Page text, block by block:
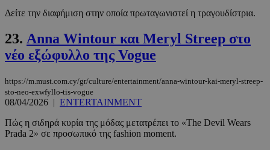
Δείτε την διαφήμιση στην οποία πρωταγωνιστεί η τραγουδίστρια.
23. Anna Wintour και Meryl Streep στο
νέο εξώφυλλο της Vogue
https://m.must.com.cy/gr/culture/entertainment/anna-wintour-kai-meryl-streep-
sto-neo-exwfyllo-tis-vogue
08/04/2026 | ENTERTAINMENT
Πώς η σιδηρά κυρία της μόδας μετατρέπει το «The Devil Wears
Prada 2» σε προσωπικό της fashion moment.
LangCookie
www.must.com.cy
2 μέρες